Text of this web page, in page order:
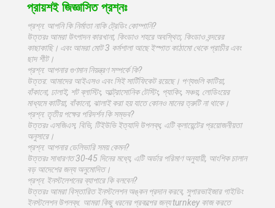
প্রায়শই জিজ্ঞাসিত প্রশ্নঃ
প্রশ্ন: আপনি কি নির্মাতা নাকি ট্রেডিং কোম্পানি?
উত্তরঃ আমরা উৎপাদন কারখানা, কিংডাও শহরে অবস্থিত, কিংডাও বন্দরের
কাছাকাছি। এবং আমরা মোট 3 কর্মশালা আছে ইস্পাত কাঠামো থেকে প্রাচীর এবং
ছাদ শীট।
প্রশ্ন: আপনার গুণমান নিয়ন্ত্রণ সম্পর্কে কি?
উত্তর: আমাদের আইএসও এবং সিই সার্টিফিকেট রয়েছে। পণ্যগুলি কাটিয়া,
বাঁকানো, ঢালাই, শট ব্লাস্টিং, আল্ট্রাসোনিক টেস্টিং, প্যাকিং, সঞ্চয়, লোডিংয়ের
মাধ্যমে কাটিয়া, বাঁকানো, ঝালাই করা হয় যাতে কোনও মানের ত্রুটি না থাকে।
প্রশ্ন: তৃতীয় পক্ষের পরিদর্শন কি সম্ভব?
উত্তরঃ এসজিএস, বিভি, টিইউভি ইত্যাদি উপলব্ধ, এটি ক্লায়েন্টের প্রয়োজনীয়তা
অনুসারে।
প্রশ্ন: আপনার ডেলিভারি সময় কেমন?
উত্তরঃ সাধারণত 30-45 দিনের মধ্যে, এটি অর্ডার পরিমাণ অনুযায়ী, আংশিক চালান
বড় আদেশের জন্য অনুমোদিত।
প্রশ্ন: ইনস্টলেশনের ব্যাপারে কি বলবেন?
উত্তরঃ আমরা বিস্তারিত ইনস্টলেশন অঙ্কন প্রদান করবে, সুপারভাইজার গাইডিং
ইনস্টলেশন উপলব্ধ. আমরা কিছু ধরনের প্রকল্পের জন্য turnkey কাজ করতে